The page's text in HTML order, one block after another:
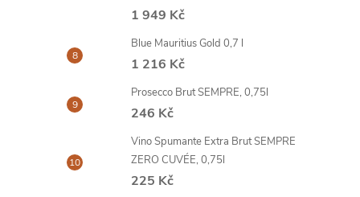
1 949 Kč
Blue Mauritius Gold 0,7 l
1 216 Kč
Prosecco Brut SEMPRE, 0,75l
246 Kč
Vino Spumante Extra Brut SEMPRE
ZERO CUVÉE, 0,75l
225 Kč